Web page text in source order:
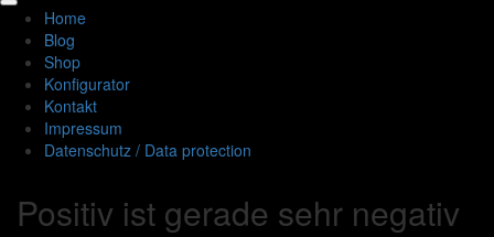
Toggle
navigation
Home
Blog
Shop
Konfigurator
Kontakt
Impressum
Datenschutz / Data protection
Positiv ist gerade sehr negativ